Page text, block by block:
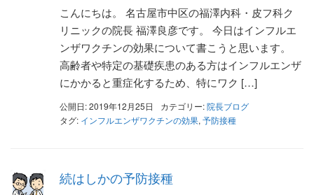
こんにちは。 名古屋市中区の福澤内科・皮フ科ク
リニックの院長 福澤良彦です。 今日はインフルエ
ンザワクチンの効果について書こうと思います。
高齢者や特定の基礎疾患のある方はインフルエンザ
にかかると重症化するため、特にワク […]
公開日: 2019年12月25日 カテゴリー:院長ブログ
タグ: インフルエンザワクチンの効果, 予防接種
続はしかの予防接種